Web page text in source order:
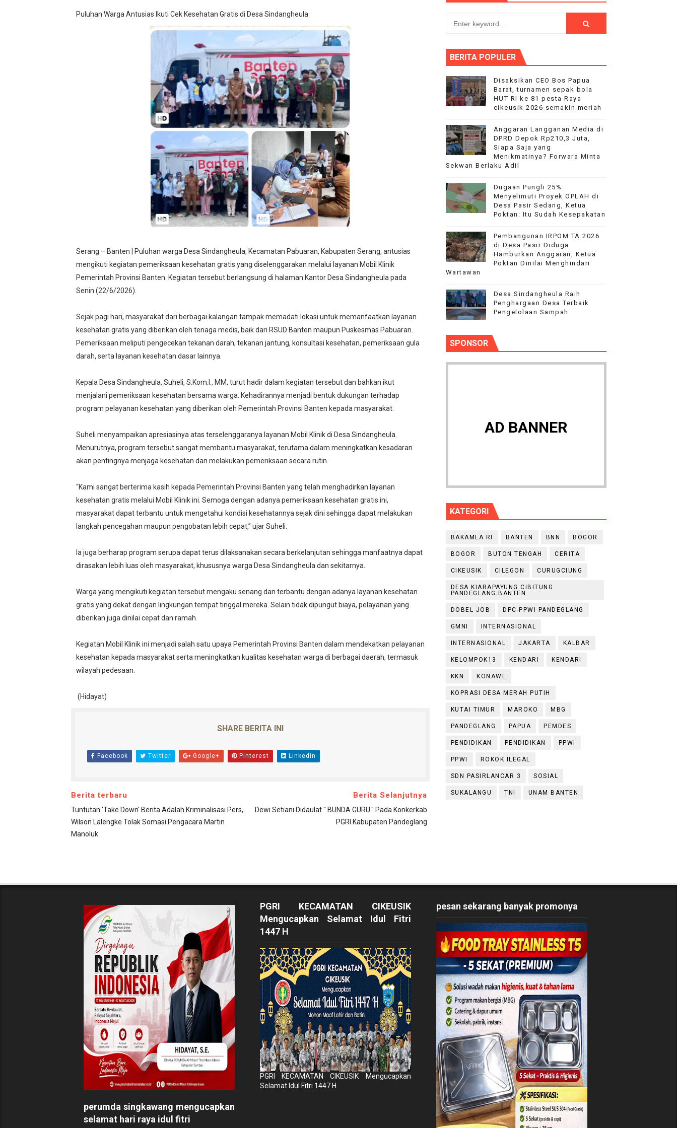
Dugaan Pungli di Samsat Kota Bogor, Wartawan Diminta "Uang Tambahan" Urus STNK Hilang
Kasihumas Polres Lebak: Kasus Dugaan Pelanggaran Disiplin Anggota Polri Terkait Gadai Mobil Ditangani Bid Propam Polda Banten
BLUD UPT Puskesmas Cikeusik Siaga Layani Atlet dan Masyarakat Selama Pesta Rakyat HUT RI ke-81
Turnamen sepok bola, yang akan bermain antar" desa nanggala vs sukaseuneng di gelar di alun-alun lapangan kecamatan Cikeusik
GIAT DPD APPSI LAMPUNG SELATANAudiensi Bersama Kepala Dinas Perdagangan Kabupaten Lampung Selatan
Puluhan Warga Antusias Ikuti Cek Kesehatan Gratis di Desa Sindangheula
Serang – Banten | Puluhan warga Desa Sindangheula, Kecamatan Pabuaran, Kabupaten Serang, antusias
mengikuti kegiatan pemeriksaan kesehatan gratis yang diselenggarakan melalui layanan Mobil Klinik
Pemerintah Provinsi Banten. Kegiatan tersebut berlangsung di halaman Kantor Desa Sindangheula pada
Senin (22/6/2026).
Sejak pagi hari, masyarakat dari berbagai kalangan tampak memadati lokasi untuk memanfaatkan layanan
kesehatan gratis yang diberikan oleh tenaga medis, baik dari RSUD Banten maupun Puskesmas Pabuaran.
Pemeriksaan meliputi pengecekan tekanan darah, tekanan jantung, konsultasi kesehatan, pemeriksaan gula
darah, serta layanan kesehatan dasar lainnya.
Kepala Desa Sindangheula, Suheli, S.Kom.I., MM, turut hadir dalam kegiatan tersebut dan bahkan ikut
menjalani pemeriksaan kesehatan bersama warga. Kehadirannya menjadi bentuk dukungan terhadap
program pelayanan kesehatan yang diberikan oleh Pemerintah Provinsi Banten kepada masyarakat.
Suheli menyampaikan apresiasinya atas terselenggaranya layanan Mobil Klinik di Desa Sindangheula.
Menurutnya, program tersebut sangat membantu masyarakat, terutama dalam meningkatkan kesadaran
akan pentingnya menjaga kesehatan dan melakukan pemeriksaan secara rutin.
“Kami sangat berterima kasih kepada Pemerintah Provinsi Banten yang telah menghadirkan layanan
kesehatan gratis melalui Mobil Klinik ini. Semoga dengan adanya pemeriksaan kesehatan gratis ini,
masyarakat dapat terbantu untuk mengetahui kondisi kesehatannya sejak dini sehingga dapat melakukan
langkah pencegahan maupun pengobatan lebih cepat,” ujar Suheli.
Ia juga berharap program serupa dapat terus dilaksanakan secara berkelanjutan sehingga manfaatnya dapat
dirasakan lebih luas oleh masyarakat, khususnya warga Desa Sindangheula dan sekitarnya.
Warga yang mengikuti kegiatan tersebut mengaku senang dan terbantu dengan adanya layanan kesehatan
gratis yang dekat dengan lingkungan tempat tinggal mereka. Selain tidak dipungut biaya, pelayanan yang
diberikan juga dinilai cepat dan ramah.
Kegiatan Mobil Klinik ini menjadi salah satu upaya Pemerintah Provinsi Banten dalam mendekatkan pelayanan
kesehatan kepada masyarakat serta meningkatkan kualitas kesehatan warga di berbagai daerah, termasuk
wilayah pedesaan.
(Hidayat)
SHARE BERITA INI
Facebook Twitter Google+ Pinterest Linkedin
Berita terbaru
Tuntutan 'Take Down' Berita Adalah Kriminalisasi Pers,
Wilson Lalengke Tolak Somasi Pengacara Martin
Manoluk
Berita Selanjutnya
Dewi Setiani Didaulat " BUNDA GURU." Pada Konkerkab
PGRI Kabupaten Pandeglang
BERITA POPULER
Disaksikan CEO Bos Papua
Barat, turnamen sepak bola
HUT RI ke 81 pesta Raya
cikeusik 2026 semakin meriah
Anggaran Langganan Media di
DPRD Depok Rp210,3 Juta,
Siapa Saja yang
Menikmatinya? Forwara Minta
Sekwan Berlaku Adil
Dugaan Pungli 25%
Menyelimuti Proyek OPLAH di
Desa Pasir Sedang, Ketua
Poktan: Itu Sudah Kesepakatan
Pembangunan IRPOM TA 2026
di Desa Pasir Diduga
Hamburkan Anggaran, Ketua
Poktan Dinilai Menghindari
Wartawan
‎Desa Sindangheula Raih
Penghargaan Desa Terbaik
Pengelolaan Sampah
SPONSOR
AD BANNER
KATEGORI
BAKAMLA RI BANTEN BNN BOGOR
BOGOR BUTON TENGAH CERITA
CIKEUSIK CILEGON CURUGCIUNG
DESA KIARAPAYUNG CIBITUNG
PANDEGLANG BANTEN
DOBEL JOB DPC-PPWI PANDEGLANG
GMNI INTERNASIONAL
INTERNASIONAL JAKARTA KALBAR
KELOMPOK13 KENDARI KENDARI
KKN KONAWE
KOPRASI DESA MERAH PUTIH
KUTAI TIMUR MAROKO MBG
PANDEGLANG PAPUA PEMDES
PENDIDIKAN PENDIDIKAN PPWI
PPWI ROKOK ILEGAL
SDN PASIRLANCAR 3 SOSIAL
SUKALANGU TNI UNAM BANTEN
perumda singkawang mengucapkan
selamat hari raya idul fitri
PGRI KECAMATAN CIKEUSIK
Mengucapkan Selamat Idul Fitri
1447 H
PGRI KECAMATAN CIKEUSIK Mengucapkan
Selamat Idul Fitri 1447 H
pesan sekarang banyak promonya